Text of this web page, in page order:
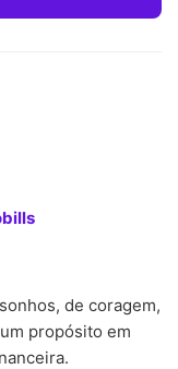
de coragem,
propósito em